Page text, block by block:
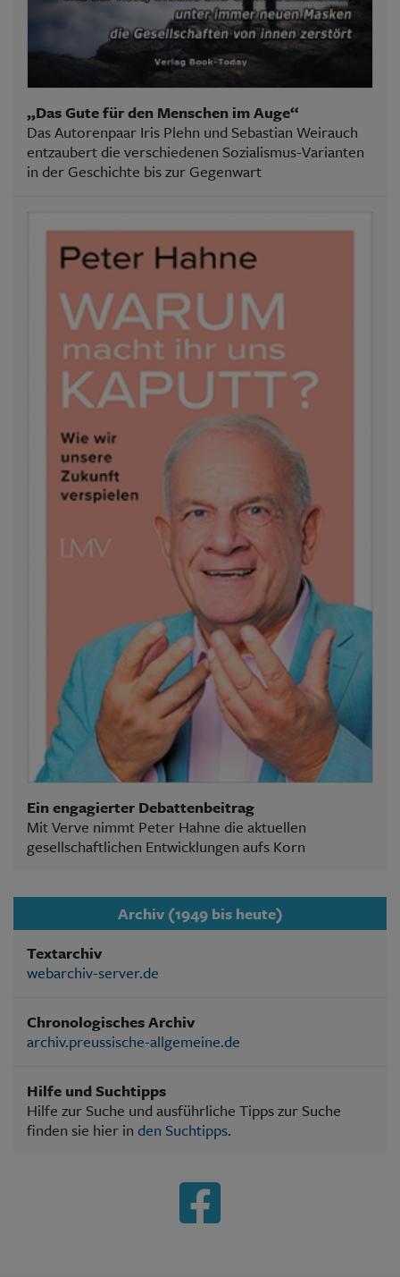
„Das Gute für den Menschen im Auge“
Das Autorenpaar Iris Plehn und Sebastian Weirauch
entzaubert die verschiedenen Sozialismus-Varianten
in der Geschichte bis zur Gegenwart
Ein engagierter Debattenbeitrag
Mit Verve nimmt Peter Hahne die aktuellen
gesellschaftlichen Entwicklungen aufs Korn
Archiv (1949 bis heute)
Textarchiv
webarchiv-server.de
Chronologisches Archiv
archiv.preussische-allgemeine.de
Hilfe und Suchtipps
Hilfe zur Suche und ausführliche Tipps zur Suche
finden sie hier in den Suchtipps.